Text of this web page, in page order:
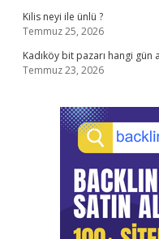
Kilis neyi ile ünlü ?
Temmuz 25, 2026
Kadıköy bit pazarı hangi gün
Temmuz 23, 2026